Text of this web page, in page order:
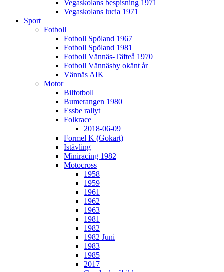
Vegaskolans bespisning 1971
Vegaskolans lucia 1971
Sport
Fotboll
Fotboll Spöland 1967
Fotboll Spöland 1981
Fotboll Vännäs-Täfteå 1970
Fotboll Vännäsby okänt år
Vännäs AIK
Motor
Bilfotboll
Bumerangen 1980
Essbe rallyt
Folkrace
2018-06-09
Formel K (Gokart)
Istävling
Miniracing 1982
Motocross
1958
1959
1961
1962
1963
1981
1982
1982 Juni
1983
1985
2017